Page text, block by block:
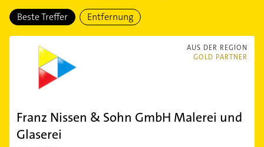
Beste Treffer Entfernung
AUS DER REGION
GOLD PARTNER
Franz Nissen & Sohn GmbH Malerei und
Glaserei